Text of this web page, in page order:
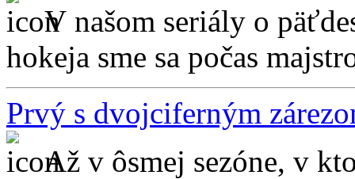
V našom seriály o
hokeja sme sa počas
Prvý s dvojciferným
Až v ôsmej sezóne, v